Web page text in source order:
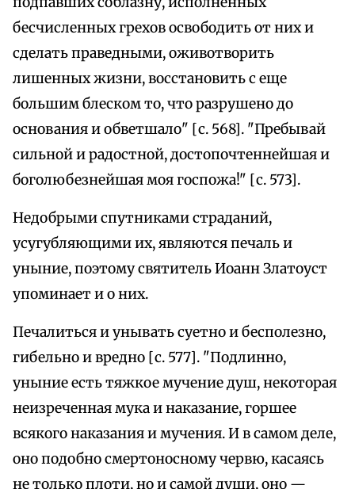
бесчисленных грехов освободить от них и
сделать праведными, оживотворить
лишенных жизни, восстановить с еще
большим блеском то, что разрушено до
основания и обветшало" [с. 568]. "Пребывай
сильной и радостной, достопочтеннейшая и
боголюбезнейшая моя госпожа!" [с. 573].
Недобрыми спутниками страданий,
усугубляющими их, являются печаль и
уныние, поэтому святитель Иоанн Златоуст
упоминает и о них.
Печалиться и унывать суетно и бесполезно,
гибельно и вредно [с. 577]. "Подлинно,
уныние есть тяжкое мучение душ, некоторая
неизреченная мука и наказание, горшее
всякого наказания и мучения. И в самом деле,
оно подобно смертоносному червю, касаясь
не только плоти, но и самой души, оно —